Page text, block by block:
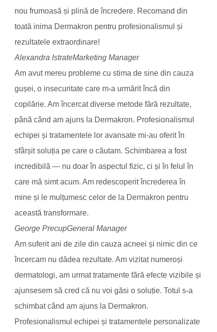
nou frumoasă și plină de încredere. Recomand din
toată inima Dermakron pentru profesionalismul și
rezultatele extraordinare!
Alexandra IstrateMarketing Manager
Am avut mereu probleme cu stima de sine din cauza
gușei, o insecuritate care m-a urmărit încă din
copilărie. Am încercat diverse metode fără rezultate,
până când am ajuns la Dermakron. Profesionalismul
echipei și tratamentele lor avansate mi-au oferit în
sfârșit soluția pe care o căutam. Schimbarea a fost
incredibilă — nu doar în aspectul fizic, ci și în felul în
care mă simt acum. Am redescoperit încrederea în
mine și le mulțumesc celor de la Dermakron pentru
această transformare.
George PrecupGeneral Manager
Am suferit ani de zile din cauza acneei și nimic din ce
încercam nu dădea rezultate. Am vizitat numeroși
dermatologi, am urmat tratamente fără efecte vizibile și
ajunsesem să cred că nu voi găsi o soluție. Totul s-a
schimbat când am ajuns la Dermakron.
Profesionalismul echipei și tratamentele personalizate